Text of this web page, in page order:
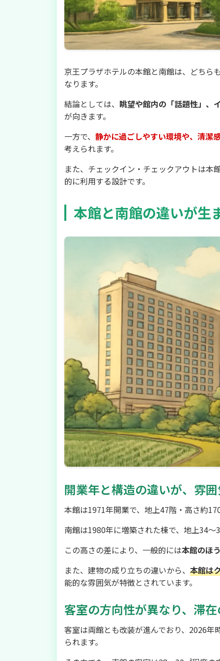
京王プラザホテルの本館と南館は、どちら
なります。
結論としては、 眺望や館内の「話題性」、
が向きます。
一方で、 静かに過ごしやすい環境や、清潔
考えられます。
また、チェックイン・チェックアウトは本
的に利用する設計です。
本館と南館の違いが生
開業年と構造の違いが、雰
本館は1971年開業で、地上47階・高さ約
南館は1980年に増築された棟で、地上34
この高さの差により、一般的には本館のほ
また、建物の成り立ちの違いから、 本館は
能的な雰囲気が特徴とされています。
客室の方向性が異なり、滞
客室は両館とも改装が進んでおり、2026
られます。